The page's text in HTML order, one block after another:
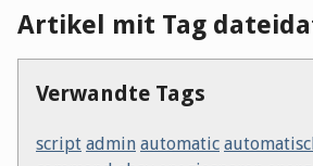
Artikel mit Tag
Verwandte Tags
script admin automatic